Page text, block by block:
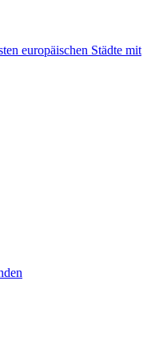
europäischen Städte mit